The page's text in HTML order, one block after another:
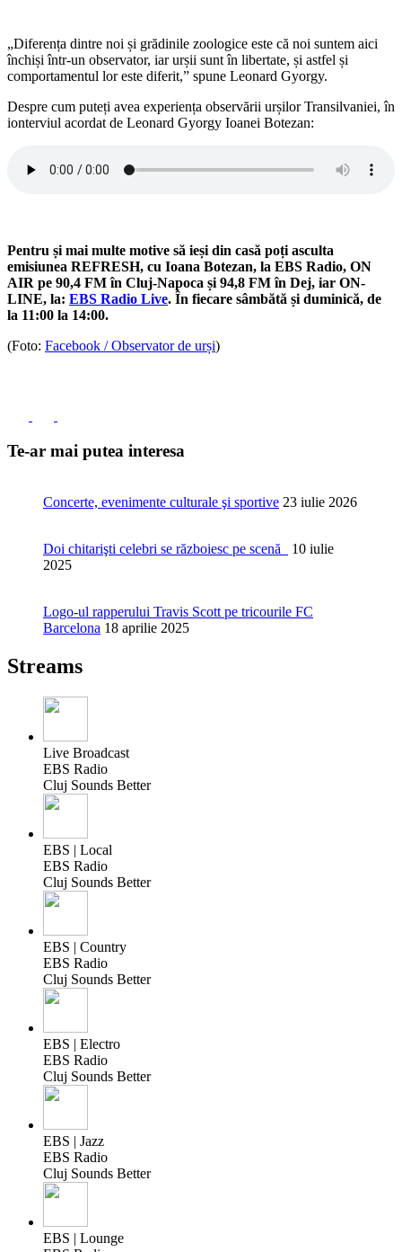
„Diferența dintre noi și grădinile zoologice este că noi suntem aici
închiși într-un observator, iar urșii sunt în libertate, și astfel și
comportamentul lor este diferit,” spune Leonard Gyorgy.
Despre cum puteți avea experiența observării urșilor Transilvaniei, în
ionterviul acordat de Leonard Gyorgy Ioanei Botezan:
Pentru și mai multe motive să ieși din casă poți asculta
emisiunea REFRESH, cu Ioana Botezan, la EBS Radio, ON
AIR pe 90,4 FM în Cluj-Napoca și 94,8 FM în Dej, iar ON-
LINE, la: EBS Radio Live. În fiecare sâmbătă și duminică, de
la 11:00 la 14:00.
(Foto: Facebook / Observator de urși)
Te-ar mai putea interesa
Concerte, evenimente culturale şi sportive 23 iulie 2026
Doi chitarişti celebri se războiesc pe scenă
10 iulie
2025
Logo-ul rapperului Travis Scott pe tricourile FC
Barcelona 18 aprilie 2025
Streams
Live Broadcast
EBS Radio
Cluj Sounds Better
EBS | Local
EBS Radio
Cluj Sounds Better
EBS | Country
EBS Radio
Cluj Sounds Better
EBS | Electro
EBS Radio
Cluj Sounds Better
EBS | Jazz
EBS Radio
Cluj Sounds Better
EBS | Lounge